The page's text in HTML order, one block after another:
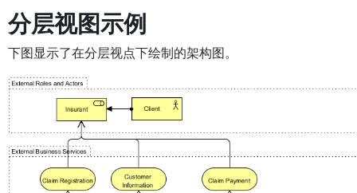
分层视图示例
下图显示了在分层视点下绘制的架构图。